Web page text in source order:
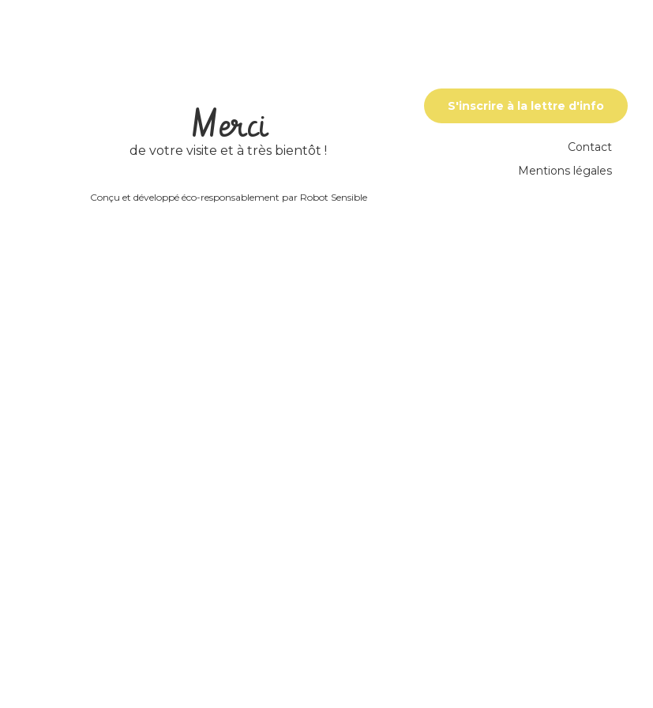
Merci
de votre visite et à très bientôt !
S'inscrire à la lettre d'info
Contact
Mentions légales
Conçu et développé éco-responsablement par Robot Sensible